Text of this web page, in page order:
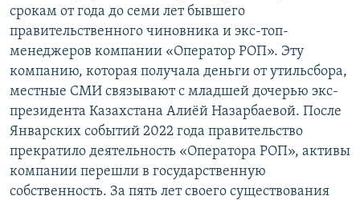
срокам от года до семи лет бывшего
правительственного чиновника и экс-топ-
менеджеров компании «Оператор РОП». Эту
компанию, которая получала деньги от утильсбора,
местные СМИ связывают с младшей дочерью экс-
президента Казахстана Алиёй Назарбаевой. После
Январских событий 2022 года правительство
прекратило деятельность «Оператора РОП», активы
компании перешли в государственную
собственность. За пять лет своего существования